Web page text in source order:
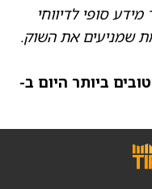
סופי לדיווחי
שמניעים את השוק.
ביותר היום ב-